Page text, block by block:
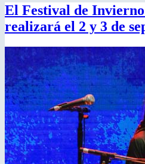
El Festival de
realizará el 2 y 3 de